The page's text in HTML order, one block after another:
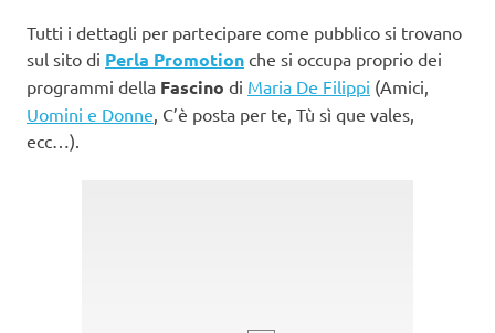
Tutti i dettagli per partecipare come pubblico si trovano
sul sito di Perla Promotion che si occupa proprio dei
programmi della Fascino di Maria De Filippi (Amici,
Uomini e Donne , C’è posta per te, Tù sì que vales,
ecc…).